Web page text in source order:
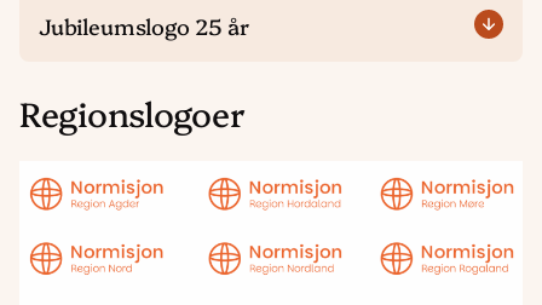
Jubileumslogo 25 år
Regionslogoer